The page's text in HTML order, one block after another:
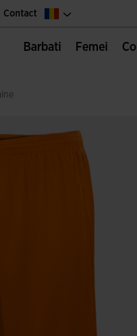
Contact
Barbati Femei